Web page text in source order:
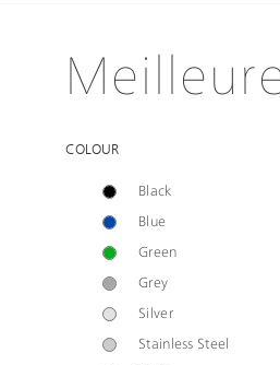
COLOUR
Black
Blue
Green
Grey
Silver
Stainless Steel